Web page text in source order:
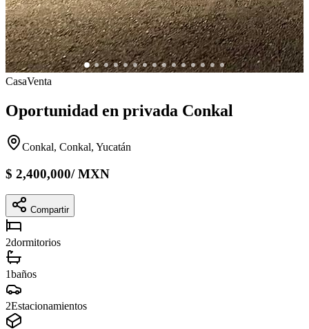
CasaVenta
Oportunidad en privada Conkal
Conkal, Conkal, Yucatán
$ 2,400,000/MXN
Compartir
2dormitorios
1baños
2Estacionamientos